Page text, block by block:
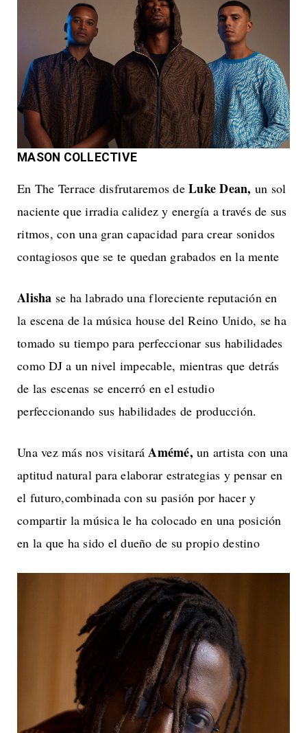
MASON COLLECTIVE
En The Terrace disfrutaremos de Luke Dean, un sol
naciente que irradia calidez y energía a través de sus
ritmos, con una gran capacidad para crear sonidos
contagiosos que se te quedan grabados en la mente
Alisha se ha labrado una floreciente reputación en
la escena de la música house del Reino Unido, se ha
tomado su tiempo para perfeccionar sus habilidades
como DJ a un nivel impecable, mientras que detrás
de las escenas se encerró en el estudio
perfeccionando sus habilidades de producción.
Una vez más nos visitaráAmémé, un artista con una
aptitud natural para elaborar estrategias y pensar en
el futuro,combinada con su pasión por hacer y
compartir la música le ha colocado en una posición
en la que ha sido el dueño de su propio destino